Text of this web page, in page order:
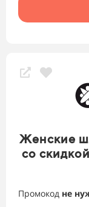
Женские
со
Промокод не